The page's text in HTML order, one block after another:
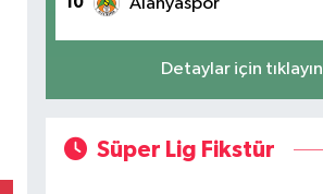
Detaylar için tıklayın
Süper Lig Fikstür